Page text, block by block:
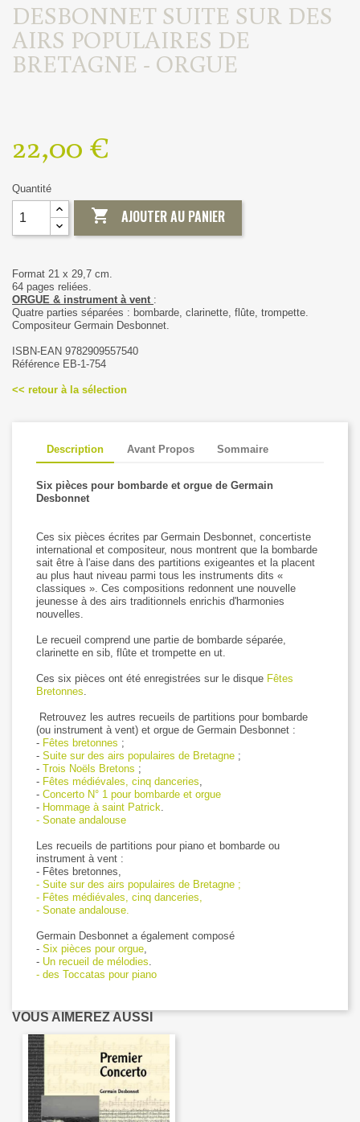
DESBONNET SUITE SUR DES
AIRS POPULAIRES DE
BRETAGNE - ORGUE
22,00 €
Quantité
 AJOUTER AU PANIER
Format 21 x 29,7 cm.
64 pages reliées.
ORGUE & instrument à vent :
Quatre parties séparées : bombarde, clarinette, flûte, trompette.
Compositeur Germain Desbonnet.
ISBN-EAN 9782909557540
Référence EB-1-754
<< retour à la sélection
Description Avant Propos Sommaire
Six pièces pour bombarde et orgue de Germain
Desbonnet
Ces six pièces écrites par Germain Desbonnet, concertiste
international et compositeur, nous montrent que la bombarde
sait être à l'aise dans des partitions exigeantes et la placent
au plus haut niveau parmi tous les instruments dits «
classiques ». Ces compositions redonnent une nouvelle
jeunesse à des airs traditionnels enrichis d'harmonies
nouvelles.
Le recueil comprend une partie de bombarde séparée,
clarinette en sib, flûte et trompette en ut.
Ces six pièces ont été enregistrées sur le disque Fêtes
Bretonnes
Retrouvez les autres recueils de partitions pour bombarde
(ou instrument à vent) et orgue de Germain Desbonnet :
- Fêtes bretonnes ;
- Suite sur des airs populaires de Bretagne ;
- Trois Noëls Bretons ;
- Fêtes médiévales, cinq danceries
- Concerto N° 1 pour bombarde et orgue
- Hommage à saint Patrick
- Sonate andalouse
Les recueils de partitions pour piano et bombarde ou
instrument à vent :
- Fêtes bretonnes,
- Suite sur des airs populaires de Bretagne ;
- Fêtes médiévales, cinq danceries,
- Sonate andalouse.
Germain Desbonnet a également composé
- Six pièces pour orgue
- Un recueil de mélodies
- des Toccatas pour piano
VOUS AIMEREZ AUSSI